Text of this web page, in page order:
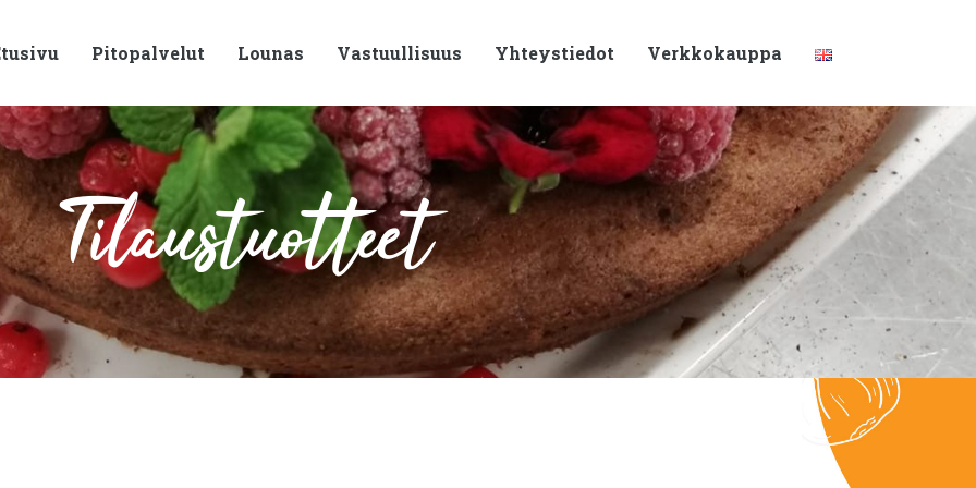
Pitopalvelut Lounas Vastuullisuus Yhteystiedot Verkkokauppa
Tilaustuotteet